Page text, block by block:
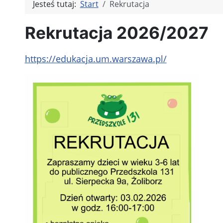
Jesteś tutaj: Start Rekrutacja
Rekrutacja 2026/2027
https://edukacja.um.warszawa.pl/